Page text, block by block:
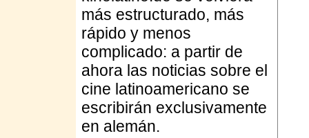
más estructurado, más
rápido y menos
complicado: a partir de
ahora las noticias sobre el
cine latinoamericano se
escribirán exclusivamente
en alemán.